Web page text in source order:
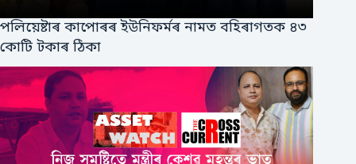
পলিয়েষ্টাৰ কাপোৰৰ ইউনিফর্মৰ নামত বহিৰাগতক ৪৩
কোটি টকাৰ ঠিকা